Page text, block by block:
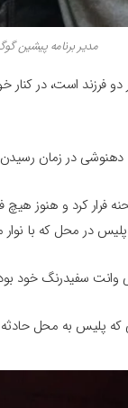
مدیر برنامه پیشین
فرزند است، در کنار
در زمان
فرار کرد و هنوز
پلیس در محل که با
وانت سفیدرنگ خود
پلیس به محل حادثه